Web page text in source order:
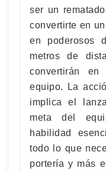
ser un
convertirte en
en poderosos
metros de
convertirán
equipo. La
implica el
meta del
habilidad
todo lo que
portería y más